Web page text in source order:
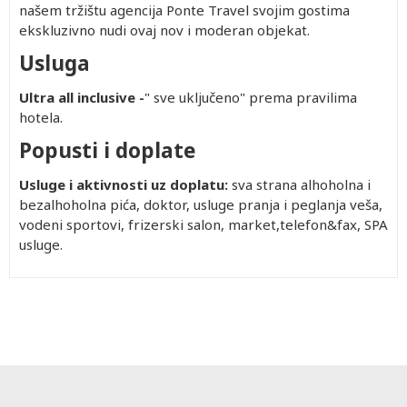
našem tržištu agencija Ponte Travel svojim gostima
ekskluzivno nudi ovaj nov i moderan objekat.
Usluga
Ultra all inclusive -" sve uključeno" prema pravilima
hotela.
Popusti i doplate
Usluge i aktivnosti uz doplatu: sva strana alhoholna i
bezalhoholna pića, doktor, usluge pranja i peglanja veša,
vodeni sportovi, frizerski salon, market,telefon&fax, SPA
usluge.